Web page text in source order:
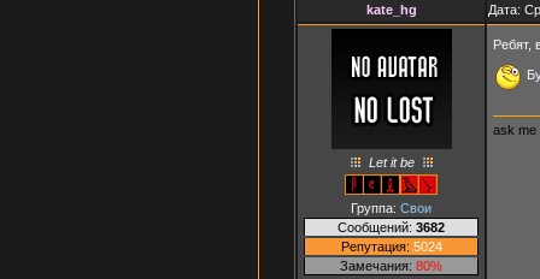
kate_hg Дата:
Let it be
Группа: Свои
Сообщений: 3682
Репутация: 5024
Замечания: 80%
Ребят,
ask me